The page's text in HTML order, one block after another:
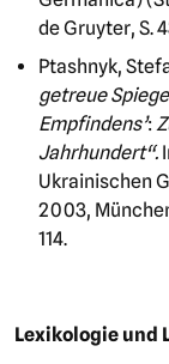
de Gruyter, S.
Ptashnyk,
getreue
Empfindens’:
Jahrhundert“.
Ukrainischen
2003,
114.
Lexikologie und